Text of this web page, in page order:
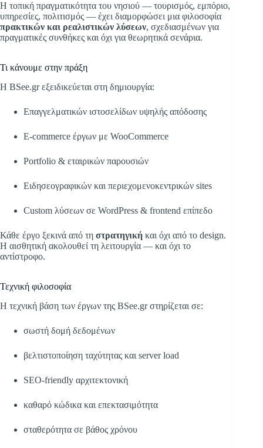
Η τοπική πραγματικότητα του νησιού — τουρισμός, εμπόριο,
υπηρεσίες, πολιτισμός — έχει διαμορφώσει μια φιλοσοφία
πρακτικών και ρεαλιστικών λύσεων, σχεδιασμένων για
πραγματικές συνθήκες και όχι για θεωρητικά σενάρια.
Τι κάνουμε στην πράξη
Η BSee.gr εξειδικεύεται στη δημιουργία:
Επαγγελματικών ιστοσελίδων υψηλής απόδοσης
E-commerce έργων με WooCommerce
Portfolio & εταιρικών παρουσιών
Ειδησεογραφικών και περιεχομενοκεντρικών sites
Custom λύσεων σε WordPress & frontend επίπεδο
Κάθε έργο ξεκινά από τη στρατηγική και όχι από το design.
Η αισθητική ακολουθεί τη λειτουργία — και όχι το
αντίστροφο.
Τεχνική φιλοσοφία
Η τεχνική βάση των έργων της BSee.gr στηρίζεται σε:
σωστή δομή δεδομένων
βελτιστοποίηση ταχύτητας και server load
SEO-friendly αρχιτεκτονική
καθαρό κώδικα και επεκτασιμότητα
σταθερότητα σε βάθος χρόνου